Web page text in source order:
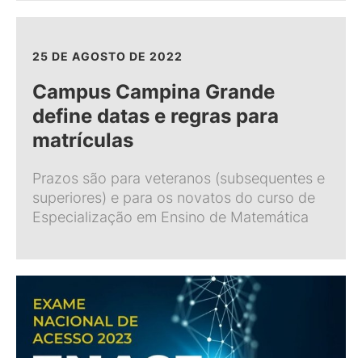
25 DE AGOSTO DE 2022
Campus Campina Grande
define datas e regras para
matrículas
Prazos são para veteranos (subsequentes e
superiores) e para os novatos do curso de
Especialização em Ensino de Matemática